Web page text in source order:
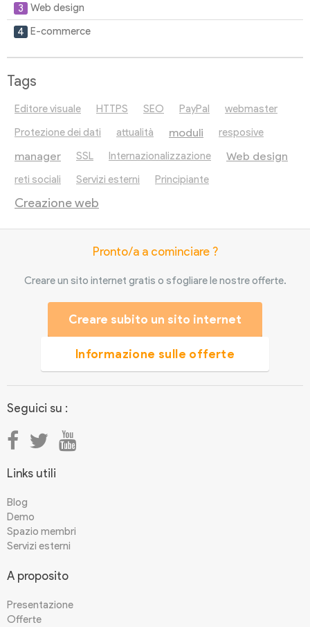
Web design
E-commerce
Tags
Editore visuale HTTPS SEO PayPal
webmaster
Protezione dei dati
attualità moduli resposive
manager SSL Internazionalizzazione Web design
reti sociali Servizi esterni Principiante
Creazione web
Pronto/a a cominciare ?
Creare un sito internet gratis o sfogliare le nostre offerte.
Creare subito un sito internet
Informazione sulle offerte
Seguici su :
Links utili
Blog
Demo
Spazio membri
Servizi esterni
A proposito
Presentazione
Offerte